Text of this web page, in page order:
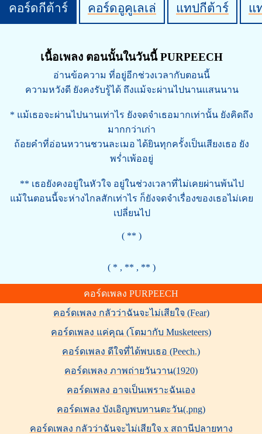
คอร์ดกีต้าร์ คอร์ดอูคูเลเล่ แทปกีต้าร์ แ
เนื้อเพลง ตอนนั้นในวันนี้ PURPEECH
อ่านข้อความ ที่อยู่อีกช่วงเวลากับตอนนี้
ความหวังดี ยังคงรับรู้ได้ ถึงเเม้จะผ่านไปนานเเสนนาน
* แม้เธอจะผ่านไปนานเท่าไร ยังจดจำเธอมากเท่านั้น ยังคิดถึง
มากกว่าเก่า
ถ้อยคำที่อ่อนหวานชวนละเมอ ได้ยินทุกครั้งเป็นเสียงเธอ ยัง
พร่ำเพ้ออยู่
** เธอยังคงอยู่ในหัวใจ อยู่ในช่วงเวลาที่ไม่เคยผ่านพ้นไป
แม้ในตอนนี้จะห่างไกลสักเท่าไร ก็ยังจดจำเรื่องของเธอไม่เคย
เปลี่ยนไป
( ** )
( * , ** , ** )
คอร์ดเพลง PURPEECH
คอร์ดเพลง กลัวว่าฉันจะไม่เสียใจ (Fear)
คอร์ดเพลง แค่คุณ (โตมากับ Musketeers)
คอร์ดเพลง ดีใจที่ได้พบเธอ (Peech.)
คอร์ดเพลง ภาพถ่ายวันวาน(1920)
คอร์ดเพลง อาจเป็นเพราะฉันเอง
คอร์ดเพลง บังเอิญพบทานตะวัน(.png)
คอร์ดเพลง กลัวว่าฉันจะไม่เสียใจ x สถานีปลายทาง